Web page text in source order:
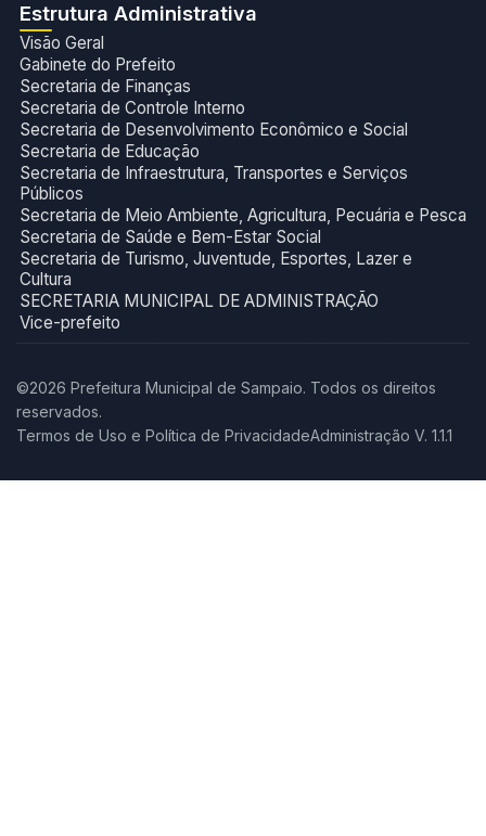
Estrutura Administrativa
Visão Geral
Gabinete do Prefeito
Secretaria de Finanças
Secretaria de Controle Interno
Secretaria de Desenvolvimento Econômico e Social
Secretaria de Educação
Secretaria de Infraestrutura, Transportes e Serviços
Públicos
Secretaria de Meio Ambiente, Agricultura, Pecuária e Pesca
Secretaria de Saúde e Bem-Estar Social
Secretaria de Turismo, Juventude, Esportes, Lazer e
Cultura
SECRETARIA MUNICIPAL DE ADMINISTRAÇÃO
Vice-prefeito
©2026 Prefeitura Municipal de Sampaio. Todos os direitos
reservados.
Termos de Uso e Política de PrivacidadeAdministração V. 1.1.1